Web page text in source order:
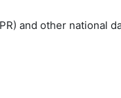
and other national